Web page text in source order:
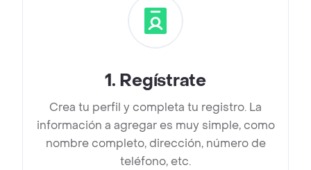
1. Regístrate
Crea tu perfil y completa tu registro. La
información a agregar es muy simple, como
nombre completo, dirección, número de
teléfono, etc.